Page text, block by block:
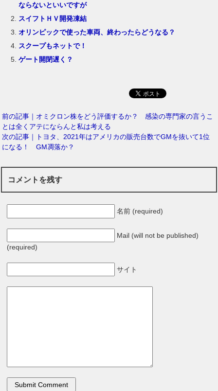
ならないといいですが
スイフトＨＶ開発凍結
オリンピックで使った車両、終わったらどうなる？
スクープもネットで！
ゲート開閉遅く？
前の記事｜オミクロン株をどう評価するか？ 感染の専門家の言うこ
とは全くアテにならんと私は考える
次の記事｜トヨタ、2021年はアメリカの販売台数でGMを抜いて1位
になる！ GM凋落か？
コメントを残す
名前 (required)
Mail (will not be published)
(required)
サイト